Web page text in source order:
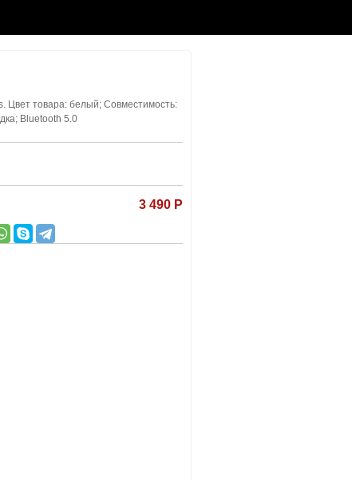
Цвет товара: белый; Cовместимость:
Bluetooth 5.0
3 490 Р